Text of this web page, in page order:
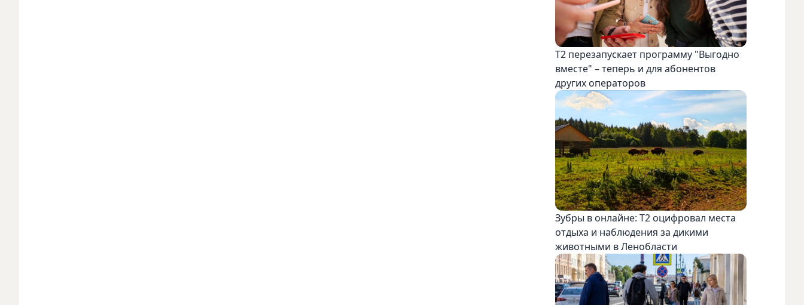
Т2 перезапускает программу "Выгодно
вместе" – теперь и для абонентов
других операторов
Зубры в онлайне: Т2 оцифровал места
отдыха и наблюдения за дикими
животными в Ленобласти